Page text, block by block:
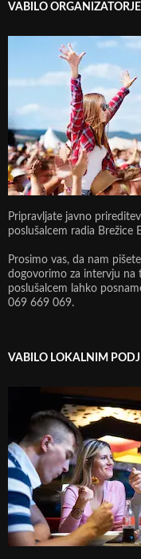
VABILO
Pripravljate javno
poslušalcem radia Brežice
Prosimo vas, da nam
dogovorimo za intervju na
poslušalcem lahko
069 669 069.
VABILO LOKALNIM